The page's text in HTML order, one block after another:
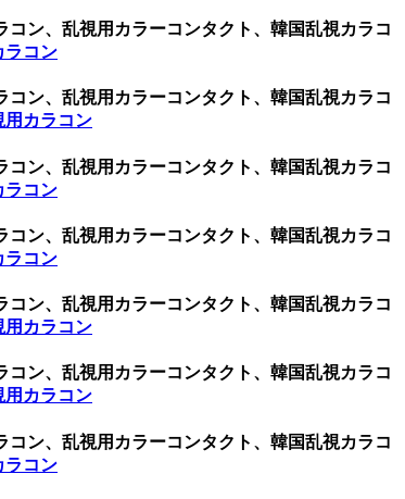
ン、乱視用カラーコンタクト、韓国乱視カラコ
ラコン
ン、乱視用カラーコンタクト、韓国乱視カラコ
用カラコン
ン、乱視用カラーコンタクト、韓国乱視カラコ
ラコン
ン、乱視用カラーコンタクト、韓国乱視カラコ
ラコン
ン、乱視用カラーコンタクト、韓国乱視カラコ
用カラコン
ン、乱視用カラーコンタクト、韓国乱視カラコ
用カラコン
ン、乱視用カラーコンタクト、韓国乱視カラコ
ラコン